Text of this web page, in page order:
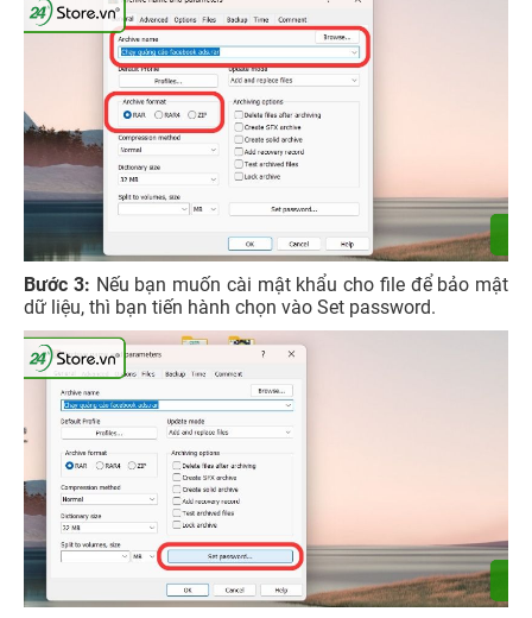
Bước 3: Nếu bạn muốn cài mật khẩu cho file để bảo mật
dữ liệu, thì bạn tiến hành chọn vào Set password.